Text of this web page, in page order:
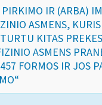
IR (ARBA)
ASMENS,
KITAS
ASMENS
FORMOS IR JOS